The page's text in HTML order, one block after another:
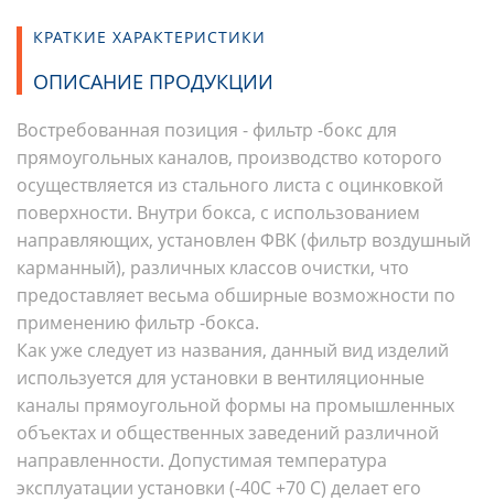
КРАТКИЕ ХАРАКТЕРИСТИКИ
ОПИСАНИЕ ПРОДУКЦИИ
Востребованная позиция - фильтр -бокс для
прямоугольных каналов, производство которого
осуществляется из стального листа с оцинковкой
поверхности. Внутри бокса, с использованием
направляющих, установлен ФВК (фильтр воздушный
карманный), различных классов очистки, что
предоставляет весьма обширные возможности по
применению фильтр -бокса.
Как уже следует из названия, данный вид изделий
используется для установки в вентиляционные
каналы прямоугольной формы на промышленных
объектах и общественных заведений различной
направленности. Допустимая температура
эксплуатации установки (-40С +70 С) делает его